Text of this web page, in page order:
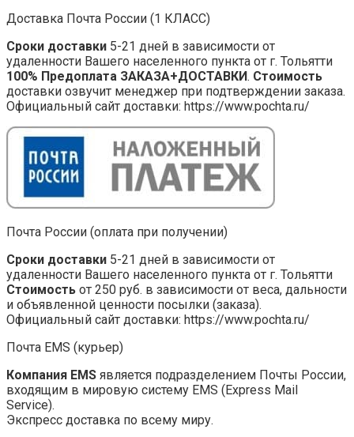
Доставка Почта России (1 КЛАСС)
Сроки доставки 5-21 дней в зависимости от
удаленности Вашего населенного пункта от г. Тольятти
100% Предоплата ЗАКАЗА+ДОСТАВКИ. Стоимость
доставки озвучит менеджер при подтверждении заказа.
Официальный сайт доставки: https://www.pochta.ru/
Почта России (оплата при получении)
Сроки доставки 5-21 дней в зависимости от
удаленности Вашего населенного пункта от г. Тольятти
Стоимость от 250 руб. в зависимости от веса, дальности
и объявленной ценности посылки (заказа).
Официальный сайт доставки: https://www.pochta.ru/
Почта EMS (курьер)
Компания EMS является подразделением Почты России,
входящим в мировую систему EMS (Express Mail
Service).
Экспресс доставка по всему миру.